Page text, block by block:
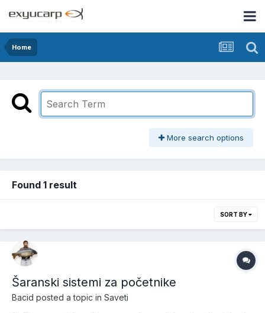
Home
More search options
Found 1 result
SORT BY
Šaranski sistemi za početnike
Bacid posted a topic in Saveti